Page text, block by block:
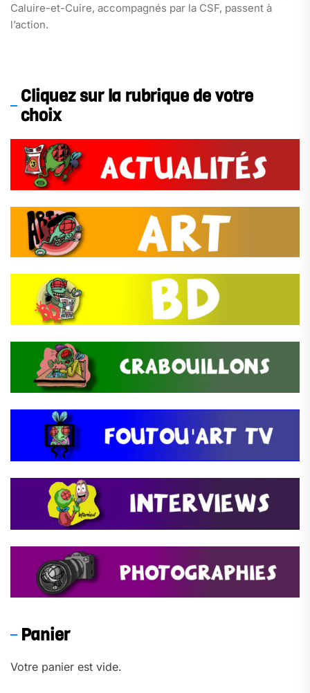
Caluire-et-Cuire, accompagnés par la CSF, passent à
l’action.
Cliquez sur la rubrique de votre
choix
Panier
Votre panier est vide.